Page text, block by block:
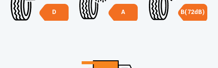
D A B(72dB)